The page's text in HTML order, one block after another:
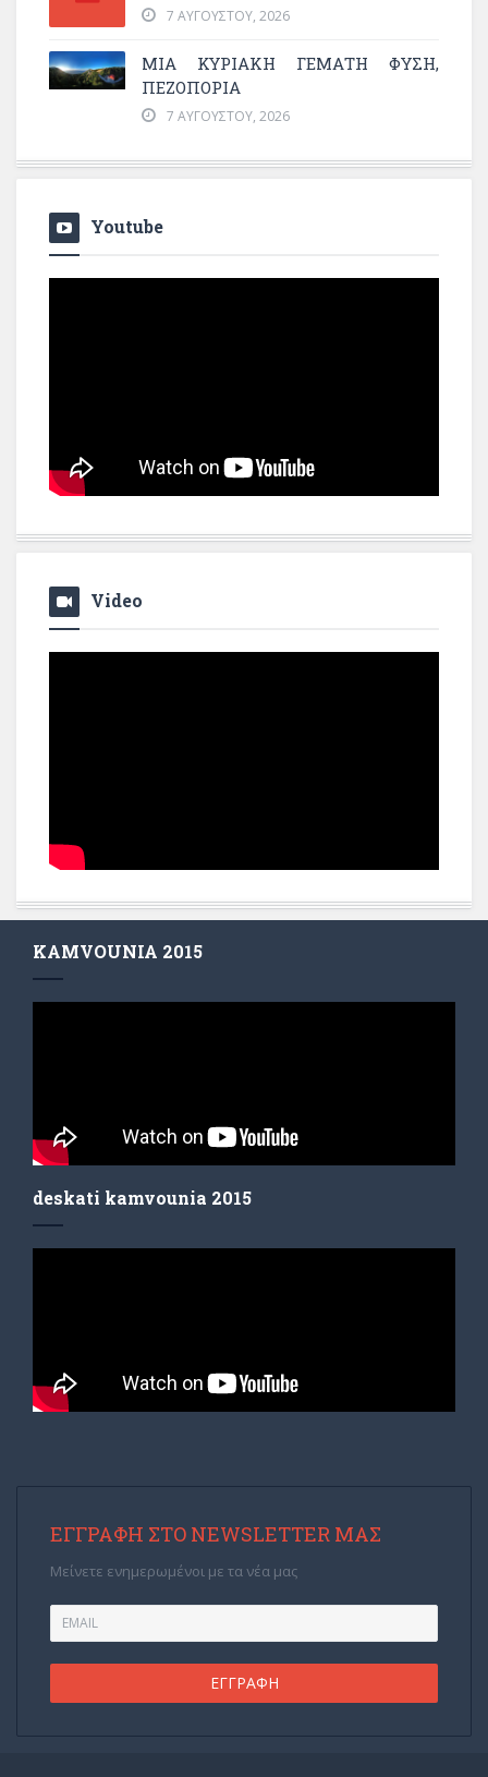
7 ΑΥΓΟΎΣΤΟΥ, 2026
ΜΙΑ ΚΥΡΙΑΚΉ ΓΕΜΆΤΗ ΦΎΣΗ,
ΠΕΖΟΠΟΡΊΑ
7 ΑΥΓΟΎΣΤΟΥ, 2026
Youtube
Video
KAMVOUNIA 2015
deskati kamvounia 2015
ΕΓΓΡΑΦΉ ΣΤΟ NEWSLETTER ΜΑΣ
Μείνετε ενημερωμένοι με τα νέα μας